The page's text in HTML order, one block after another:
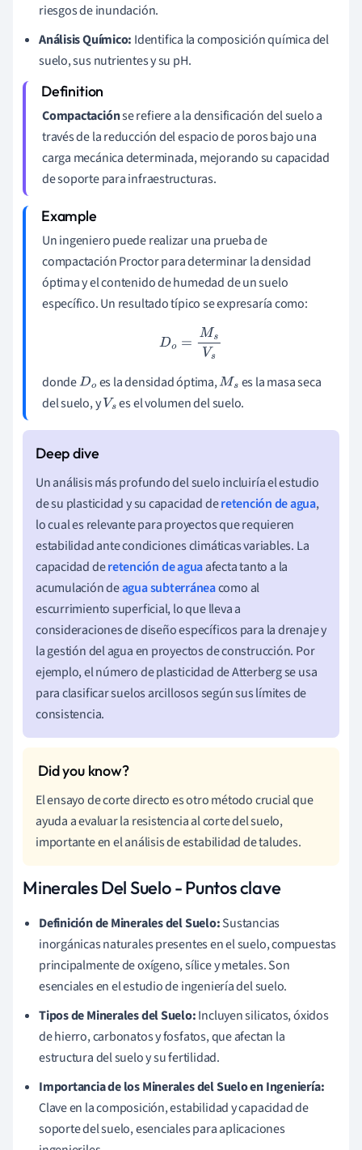
riesgos de inundación.
Análisis Químico: Identifica la composición química del
suelo, sus nutrientes y su pH.
Compactaciónse refiere a la densificación del suelo a
través de la reducción del espacio de poros bajo una
carga mecánica determinada, mejorando su capacidad
de soporte para infraestructuras.
Un ingeniero puede realizar una prueba de
compactación Proctor para determinar la densidad
óptima y el contenido de humedad de un suelo
específico. Un resultado típico se expresaría como:
D =MsVs
dondeDo es la densidad óptima,Ms es la masa seca
del suelo, yVs es el volumen del suelo.
Un análisis más profundo del suelo incluiría el estudio
de su plasticidad y su capacidad deretención de agua,
lo cual es relevante para proyectos que requieren
estabilidad ante condiciones climáticas variables. La
capacidad deretención de aguaafecta tanto a la
acumulación deagua subterráneacomo al
escurrimiento superficial, lo que lleva a
consideraciones de diseño específicos para la drenaje y
la gestión del agua en proyectos de construcción. Por
ejemplo, el número de plasticidad de Atterberg se usa
para clasificar suelos arcillosos según sus límites de
consistencia.
El ensayo de corte directo es otro método crucial que
ayuda a evaluar la resistencia al corte del suelo,
importante en el análisis de estabilidad de taludes.
Minerales Del Suelo - Puntos clave
Definición de Minerales del Suelo:Sustancias
inorgánicas naturales presentes en el suelo, compuestas
principalmente de oxígeno, sílice y metales. Son
esenciales en el estudio de ingeniería del suelo.
Tipos de Minerales del Suelo:Incluyen silicatos, óxidos
de hierro, carbonatos y fosfatos, que afectan la
estructura del suelo y su fertilidad.
Importancia de los Minerales del Suelo en Ingeniería:
Clave en la composición, estabilidad y capacidad de
soporte del suelo, esenciales para aplicaciones